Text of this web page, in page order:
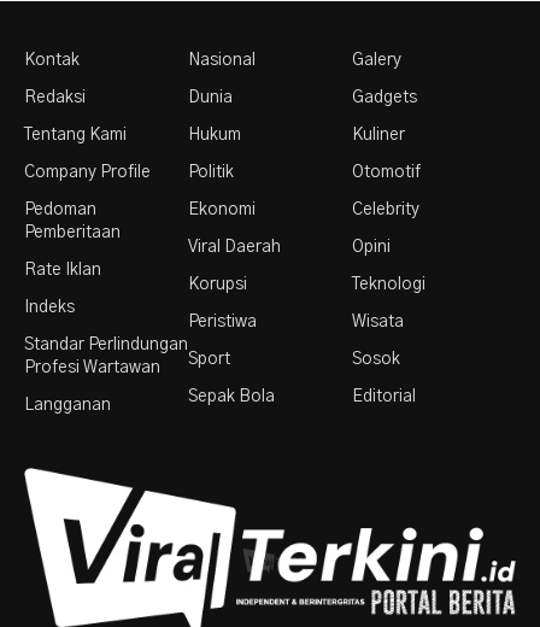
Kontak
Redaksi
Tentang Kami
Company Profile
Pedoman
Pemberitaan
Rate Iklan
Indeks
Standar Perlindungan
Profesi Wartawan
Langganan
Nasional
Dunia
Hukum
Politik
Ekonomi
Viral Daerah
Korupsi
Peristiwa
Sport
Sepak Bola
Galery
Gadgets
Kuliner
Otomotif
Celebrity
Opini
Teknologi
Wisata
Sosok
Editorial